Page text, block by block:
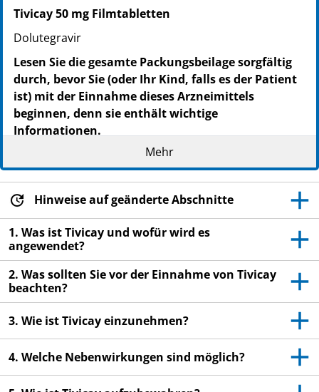
Tivicay 50 mg Filmtabletten
Dolutegravir
Lesen Sie die gesamte Packungsbeilage sorgfältig
durch, bevor Sie (oder Ihr Kind, falls es der Patient
ist) mit der Einnahme dieses Arzneimittels
beginnen, denn sie enthält wichtige
Informationen.
Heben Sie die Packungsbeilage auf. Vielleicht
möchten Sie diese später nochmals lesen.
an Ihren Arzt oder Apotheker.
Dieses Arzneimittel wurde Ihnen persönlich (oder
Ihrem Kind, falls es der Patient ist) verschrieben.
Geben Sie es nicht an Dritte weiter. Es kann
anderen Menschen schaden, auch wenn diese die
gleichen Beschwerden haben wie Sie.
Wenn Sie Nebenwirkungen bemerken, wenden Sie
sich an Ihren Arzt oder Apotheker. Dies gilt auch
für Nebenwirkungen, die nicht in dieser
Packungsbeilage angegeben sind. Siehe Abschnitt
Mehr
Hinweise auf geänderte Abschnitte
1. Was ist Tivicay und wofür wird es
angewendet?
2. Was sollten Sie vor der Einnahme von Tivicay
beachten?
3. Wie ist Tivicay einzunehmen?
4. Welche Nebenwirkungen sind möglich?